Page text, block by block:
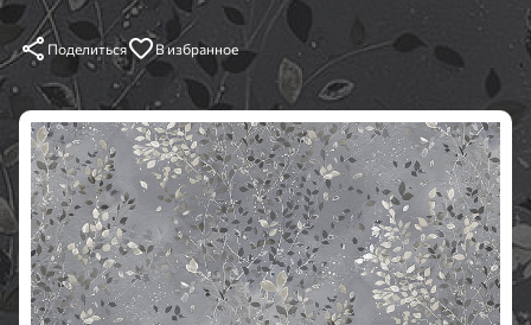
Поделиться В избранное